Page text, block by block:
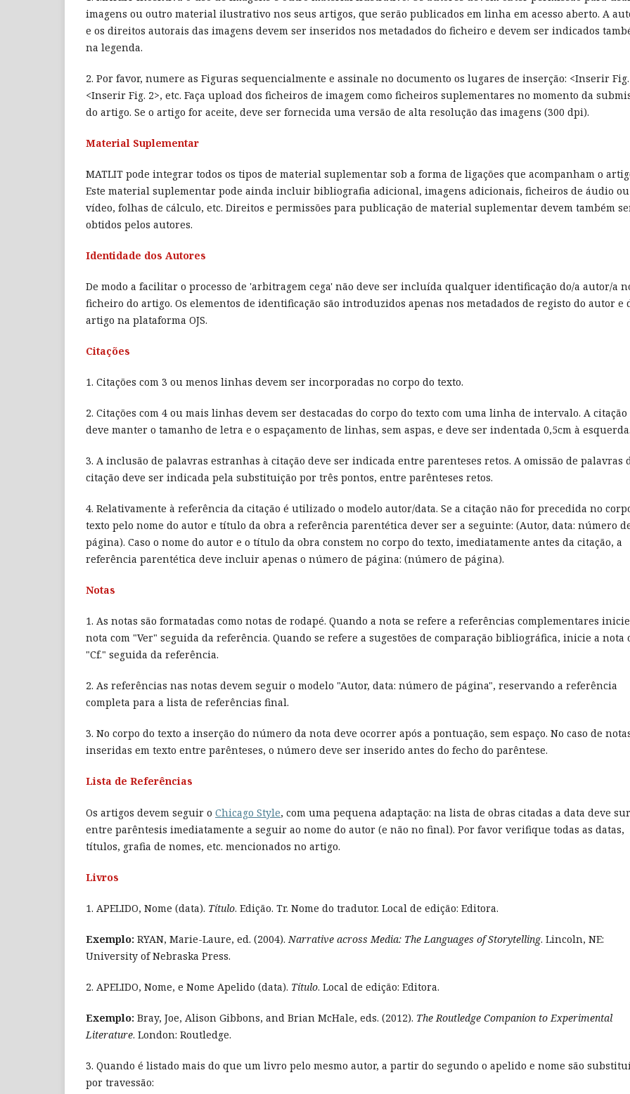
imagens ou outro material ilustrativo nos seus artigos, que serão publicados em linha em acesso aberto. A
e os direitos autorais das imagens devem ser inseridos nos metadados do ficheiro e devem ser indicados
na legenda.
2. Por favor, numere as Figuras sequencialmente e assinale no documento os lugares de inserção: <Inserir Fig.
<Inserir Fig. 2>, etc. Faça upload dos ficheiros de imagem como ficheiros suplementares no momento da
do artigo. Se o artigo for aceite, deve ser fornecida uma versão de alta resolução das imagens (300 dpi).
Material Suplementar
MATLIT pode integrar todos os tipos de material suplementar sob a forma de ligações que acompanham o
Este material suplementar pode ainda incluir bibliografia adicional, imagens adicionais, ficheiros de áudio ou
vídeo, folhas de cálculo, etc. Direitos e permissões para publicação de material suplementar devem também
obtidos pelos autores.
Identidade dos Autores
De modo a facilitar o processo de 'arbitragem cega' não deve ser incluída qualquer identificação do/a autor/a
ficheiro do artigo. Os elementos de identificação são introduzidos apenas nos metadados de registo do autor e
artigo na plataforma OJS.
Citações
1. Citações com 3 ou menos linhas devem ser incorporadas no corpo do texto.
2. Citações com 4 ou mais linhas devem ser destacadas do corpo do texto com uma linha de intervalo. A citação
deve manter o tamanho de letra e o espaçamento de linhas, sem aspas, e deve ser indentada 0,5cm à esquerda.
3. A inclusão de palavras estranhas à citação deve ser indicada entre parenteses retos. A omissão de palavras
citação deve ser indicada pela substituição por três pontos, entre parênteses retos.
4. Relativamente à referência da citação é utilizado o modelo autor/data. Se a citação não for precedida no
texto pelo nome do autor e título da obra a referência parentética dever ser a seguinte: (Autor, data: número
página). Caso o nome do autor e o título da obra constem no corpo do texto, imediatamente antes da citação, a
referência parentética deve incluir apenas o número de página: (número de página).
Notas
1. As notas são formatadas como notas de rodapé. Quando a nota se refere a referências complementares
nota com "Ver" seguida da referência. Quando se refere a sugestões de comparação bibliográfica, inicie a nota
"Cf." seguida da referência.
2. As referências nas notas devem seguir o modelo "Autor, data: número de página", reservando a referência
completa para a lista de referências final.
3. No corpo do texto a inserção do número da nota deve ocorrer após a pontuação, sem espaço. No caso de
inseridas em texto entre parênteses, o número deve ser inserido antes do fecho do parêntese.
Lista de Referências
Os artigos devem seguir o Chicago Style, com uma pequena adaptação: na lista de obras citadas a data deve
entre parêntesis imediatamente a seguir ao nome do autor (e não no final). Por favor verifique todas as datas,
títulos, grafia de nomes, etc. mencionados no artigo.
Livros
1. APELIDO, Nome (data). Título. Edição. Tr. Nome do tradutor. Local de edição: Editora.
Exemplo: RYAN, Marie-Laure, ed. (2004). Narrative across Media: The Languages of Storytelling. Lincoln, NE:
University of Nebraska Press.
2. APELIDO, Nome, e Nome Apelido (data). Título. Local de edição: Editora.
Exemplo: Bray, Joe, Alison Gibbons, and Brian McHale, eds. (2012). The Routledge Companion to Experimental
Literature. London: Routledge.
3. Quando é listado mais do que um livro pelo mesmo autor, a partir do segundo o apelido e nome são
por travessão: